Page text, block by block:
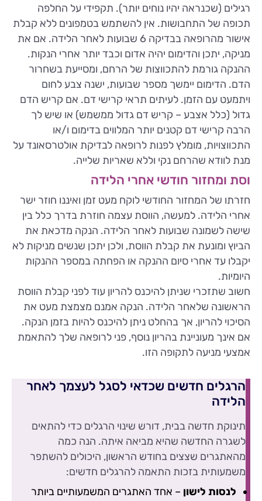
רגילים (שכנראה יהיו נוחים יותר). תקפידי על החלפה
תכופה של התחבושות. אין להשתמש בטמפונים ללא קבלת
אישור מהרופאה בבדיקה 6 שבועות לאחר הלידה. אם את
מניקה, יתכן והדימום יהיה אדום וכבד יותר אחרי הנקות.
ההנקה גורמת להתכווצות של הרחם, ומסייעת בשחרור
הדם. הדימום יימשך מספר שבועות, ישנה צבע לחום
ויתמעט עם הזמן. לעיתים תראי קרישי דם. אם קריש הדם
גדול (כלל אצבע – קריש דם גדול ממשמש) או שיש לך
הרבה קרישי דם קטנים יותר המלווים בדימום ו/או
התכווצויות, מומלץ לפנות לרופאה לבדיקת אולטרסאונד על
מנת לוודא שהרחם נקי וללא שאריות שלייה.
וסת ומחזור חודשי אחרי הלידה
חזרתו של המחזור החודשי לוקח מעט זמן ואיננו חוזר ישר
אחרי הלידה. למעשה, הווסת עצמה חוזרת בדרך כלל בין
שישה לשמונה שבועות לאחר הלידה. הנקה מדכאת את
הביוץ ומונעת את קבלת הווסת, ולכן יתכן שנשים מניקות לא
יקבלו עד אחרי סיום ההנקה או הפחתה במספר ההנקות
היומיות.
חשוב שתזכרי שניתן להיכנס להריון עוד לפני קבלת הווסת
הראשונה שלאחר הלידה. הנקה אמנם מצמצת מעט את
הסיכוי להריון, אך בהחלט ניתן להיכנס להיות בזמן הנקה.
אם אינך מעוניינת בהריון נוסף, פני לרופאה שלך להתאמת
אמצעי מניעה לתקופה הזו.
הרגלים חדשים שכדאי לסגל לעצמך לאחר
הלידה
תינוקת חדשה בבית, דורש שינוי הרגלים כדי להתאים
לשגרה החדשה שהיא מביאה איתה. הנה כמה
מהאתגרים שצצים בחודש הראשון, היכולים להשתפר
משמעותית בזכות התאמה להרגלים חדשים:
לנסות לישון – אחד האתגרים המשמעותיים ביותר